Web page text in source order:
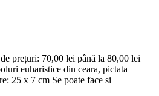
prețuri: 70,00 lei până la 80,00 lei
euharistice din ceara, pictata
25 x 7 cm Se poate face si